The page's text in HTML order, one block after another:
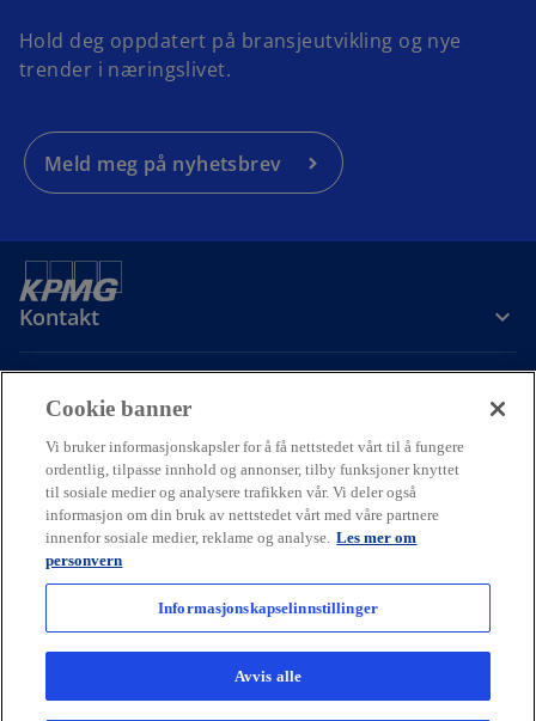
Hold deg oppdatert på bransjeutvikling og nye
trender i næringslivet.
Meld meg på nyhetsbrev
Kontakt
Om oss
Karriere
o
p
e
n
s
i
n
o
p
e
n
s
n
o
p
e
n
s
n
© 2026 KPMG AS and KPMG Law Advokatfirma AS, Norwegian limited
liability companies and a member firm of the KPMG global
organization of independent member firms affiliated with KPMG
Cookie banner
Vi bruker informasjonskapsler for å få nettstedet vårt til å fungere
ordentlig, tilpasse innhold og annonser, tilby funksjoner knyttet
til sosiale medier og analysere trafikken vår. Vi deler også
informasjon om din bruk av nettstedet vårt med våre partnere
innenfor sosiale medier, reklame og analyse. Les mer om
personvern
Informasjonskapselinnstillinger
Avvis alle